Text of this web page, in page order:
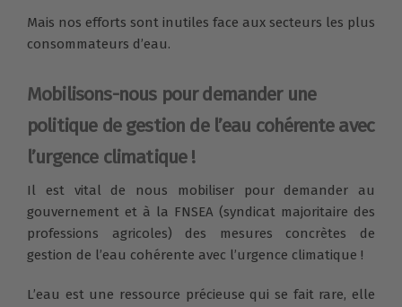
Mais nos efforts sont inutiles face aux secteurs les plus
consommateurs d’eau.
Mobilisons-nous pour demander une
politique de gestion de l’eau cohérente avec
l’urgence climatique !
Il est vital de nous mobiliser pour demander au
gouvernement et à la FNSEA (syndicat majoritaire des
professions agricoles) des mesures concrètes de
gestion de l’eau cohérente avec l’urgence climatique !
L’eau est une ressource précieuse qui se fait rare, elle